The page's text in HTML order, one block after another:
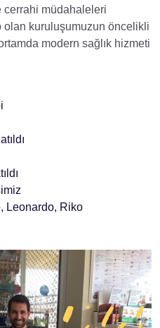
cerrahi müdahaleleri
kuruluşumuzun öncelikli
modern sağlık hizmeti
Leonardo, Riko